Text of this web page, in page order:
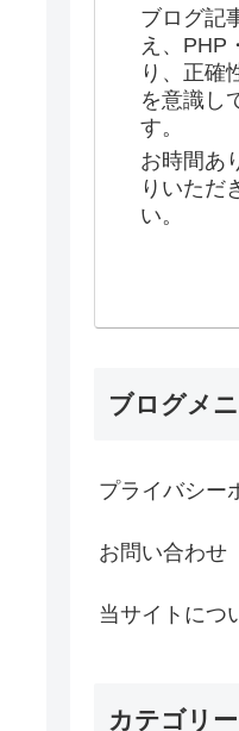
ブログ記
え、PHP
り、正確
を意識し
す。
お時間あ
りいただ
い。
ブログメ
プライバシー
お問い合わせ
当サイトにつ
カテゴリー